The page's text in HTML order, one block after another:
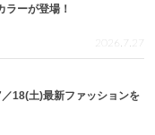
ラーが登場！
2026.7.27
18(土)最新ファッションを